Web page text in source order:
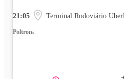
21:05 Terminal Rodoviário
Poltrona